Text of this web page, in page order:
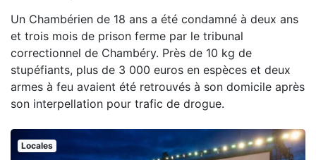
Un Chambérien de 18 ans a été condamné à deux ans
et trois mois de prison ferme par le tribunal
correctionnel de Chambéry. Près de 10 kg de
stupéfiants, plus de 3 000 euros en espèces et deux
armes à feu avaient été retrouvés à son domicile après
son interpellation pour trafic de drogue.
Locales